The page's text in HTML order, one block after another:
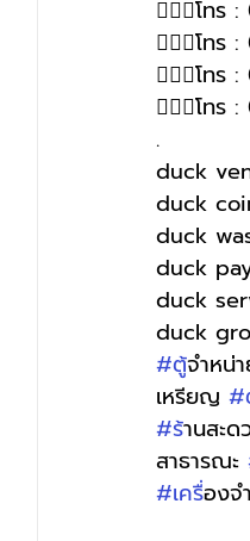
🙋🏻‍♀️โท
🙋🏻‍♀โท
🙋🏻‍♀โท
🙋🏻‍♀️โท
.
duck
duck
duck
duck
duck
duck
#ตจำหน่
เหรียญ #
#รานสะ
สาธารณะ
#เครองจ